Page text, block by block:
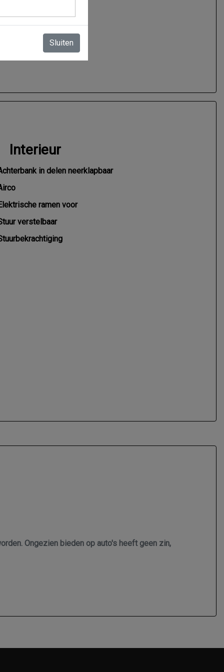
Interieur
in delen neerklapbaar
ramen voor
verstelbaar
Ongezien bieden op auto's heeft geen zin,
Sluiten